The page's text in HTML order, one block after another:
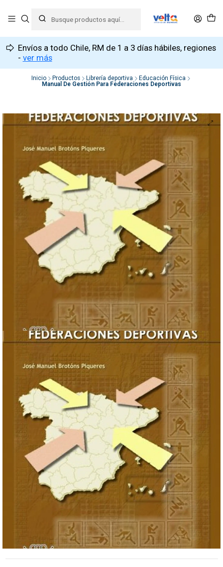
Envíos a todo Chile, RM de 1 a 3 días hábiles, regiones
- ver más
Inicio Productos Librería deportiva
Educación Física
Manual De Gestión Para Federaciones Deportivas